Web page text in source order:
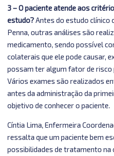
3 – O paciente atende aos
estudo?Antes do estudo clínico
Penna, outras análises são
medicamento, sendo possível
colaterais que ele pode causar,
possam ter algum fator de risco
Vários exames são realizados
antes da administração da
objetivo de conhecer o paciente.
Cíntia Lima, Enfermeira
ressalta que um paciente bem
possibilidades de tratamento